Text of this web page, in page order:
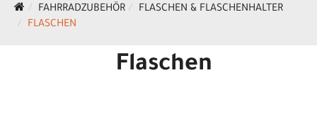
FAHRRADZUBEHÖR
FLASCHEN & FLASCHENHALTER
FLASCHEN
Flaschen